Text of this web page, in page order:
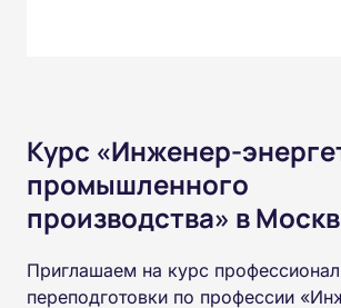
Курс «Инженер-
промышленного
производства» в
Приглашаем на курс
переподготовки по профессии